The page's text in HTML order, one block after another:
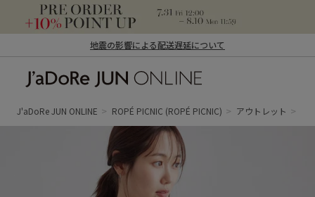
地震の影響による配送遅延について
ン オンライン）
J'aDoRe JUN ONLINE ROPÉ PICNIC (ROPÉ PICNIC) アウトレット